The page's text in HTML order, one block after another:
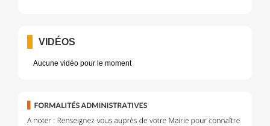
VIDÉOS
Aucune vidéo pour le moment